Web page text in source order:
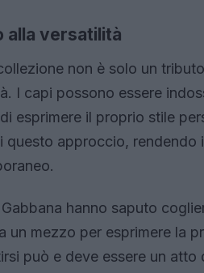
alla versatilità
non è solo un
I capi possono essere
esprimere il proprio stile
questo approccio, rendendo
hanno saputo
un mezzo per esprimere la
può e deve essere un atto